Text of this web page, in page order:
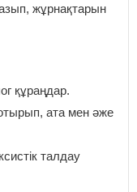
жұрнақтарын
құраңдар.
отырып, ата мен әже
талдау